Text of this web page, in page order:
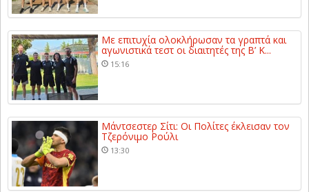
Με επιτυχία ολοκλήρωσαν τα γραπτά και
αγωνιστικά τεστ οι διαιτητές της Β’ Κ...
15:16
Μάντσεστερ Σίτι: Οι Πολίτες έκλεισαν τον
Τζερόνιμο Ρούλι
13:30